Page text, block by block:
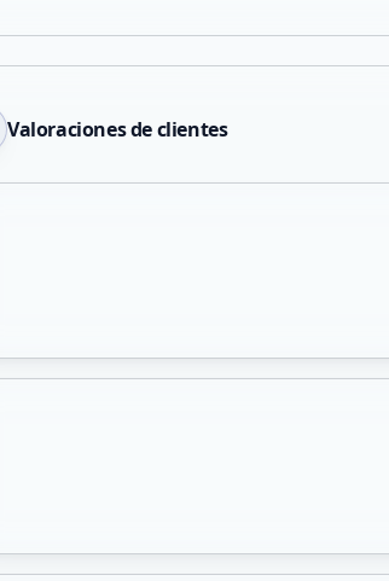
Valoraciones de clientes